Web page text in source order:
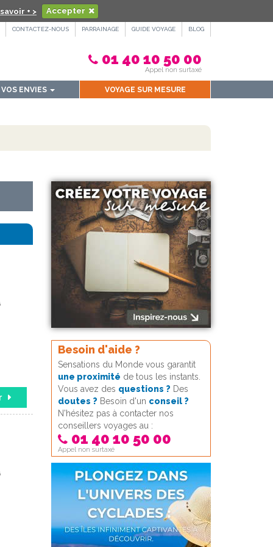
+ > Accepter
CONTACTEZ-NOUS PARRAINAGE GUIDE VOYAGE BLOG
01 40 10 50 00
Appel non surtaxé
VOS ENVIES VOYAGE SUR MESURE
Besoin d'aide ?
Sensations du Monde vous garantit
une proximité de tous les instants.
Vous avez des questions ? Des
doutes ? Besoin d'un conseil ?
N'hésitez pas à contacter nos
conseillers voyages au :
01 40 10 50 00
Appel non surtaxé